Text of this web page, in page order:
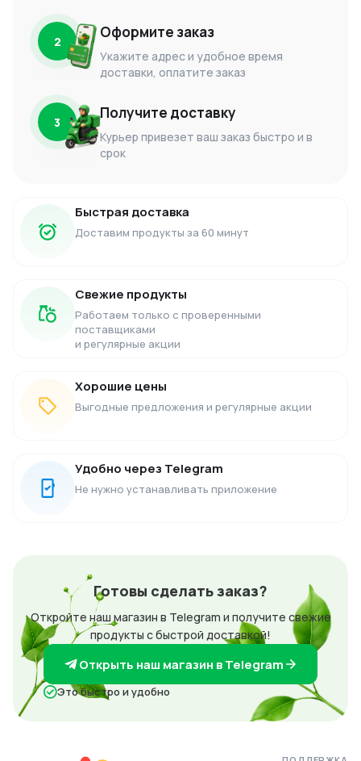
2 Оформите заказ
Укажите адрес и удобное время
доставки, оплатите заказ
3 Получите доставку
Курьер привезет ваш заказ быстро и в
срок
Быстрая доставка
Доставим продукты за 60 минут
Свежие продукты
Работаем только с проверенными
поставщиками
и регулярные акции
Хорошие цены
Выгодные предложения и регулярные акции
Удобно через Telegram
Не нужно устанавливать приложение
Готовы сделать заказ?
Откройте наш магазин в Telegram и получите свежие
продукты с быстрой доставкой!
Открыть наш магазин в Telegram
Это быстро и удобно